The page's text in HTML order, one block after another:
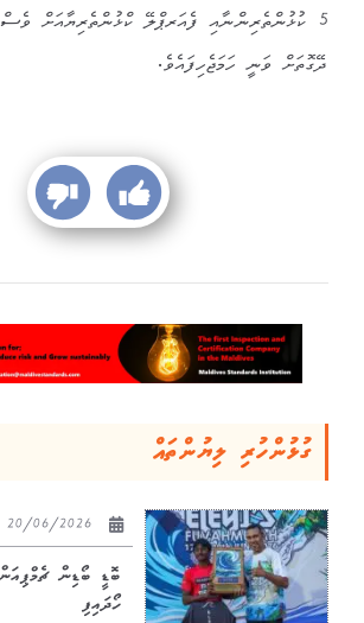
5 ކުޅުންތެރިންނާއި ފެއަރޕްލޭ ކްޅުންތެރިޔާއަށް
ދޭގޮތަށް ވަނީ ހަމަޖެހިފައެވެ.
ގުޅުންހުރި ލިޔުންތައް
ބޮޑީ ބޯޑިން
ހޯދައިފި